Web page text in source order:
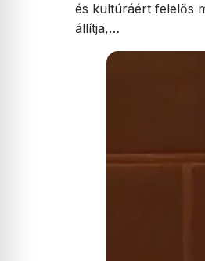
és kultúráért felelős
állítja,…